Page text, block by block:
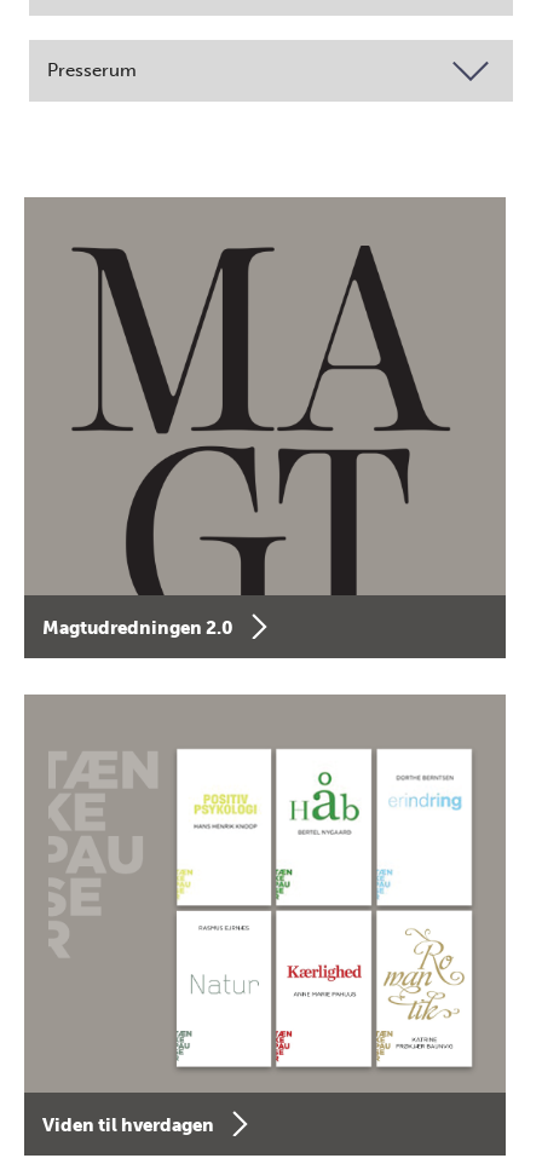
Presserum
Magtudredningen 2.0
Viden til hverdagen